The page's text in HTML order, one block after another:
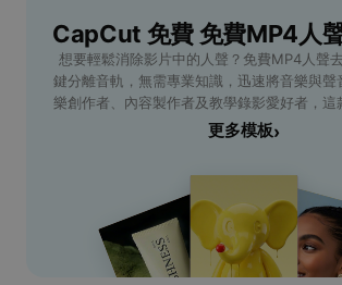
CapCut Pad
CapCut Mobile
Video Studio
AI video generator
AI image generator
Dreamina Seedance 2.5
Nano Banana Pro
Video editor & generator
Image editor & generator
Voice generator & editor
More
Anniversary templates
Effects templates
Initiatives
Affiliates
Creative Partner Program
CapCut Creative Campus
想要輕鬆消除影片中的人聲？免費MP4人聲
鍵分離音軌，無需專業知識，迅速將音樂與聲
樂創作者、內容製作者及教學錄影愛好者，這
各種MP4格式，操作簡單、安全無廣告。只
立即體驗免費MP4人聲去除服務，簡化影音
多種應用需求。
更多模板›